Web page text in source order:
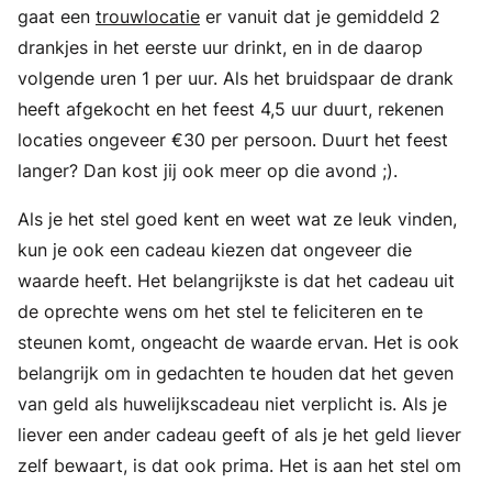
gaat een trouwlocatie er vanuit dat je gemiddeld 2
drankjes in het eerste uur drinkt, en in de daarop
volgende uren 1 per uur. Als het bruidspaar de drank
heeft afgekocht en het feest 4,5 uur duurt, rekenen
locaties ongeveer €30 per persoon. Duurt het feest
langer? Dan kost jij ook meer op die avond ;).
Als je het stel goed kent en weet wat ze leuk vinden,
kun je ook een cadeau kiezen dat ongeveer die
waarde heeft. Het belangrijkste is dat het cadeau uit
de oprechte wens om het stel te feliciteren en te
steunen komt, ongeacht de waarde ervan. Het is ook
belangrijk om in gedachten te houden dat het geven
van geld als huwelijkscadeau niet verplicht is. Als je
liever een ander cadeau geeft of als je het geld liever
zelf bewaart, is dat ook prima. Het is aan het stel om